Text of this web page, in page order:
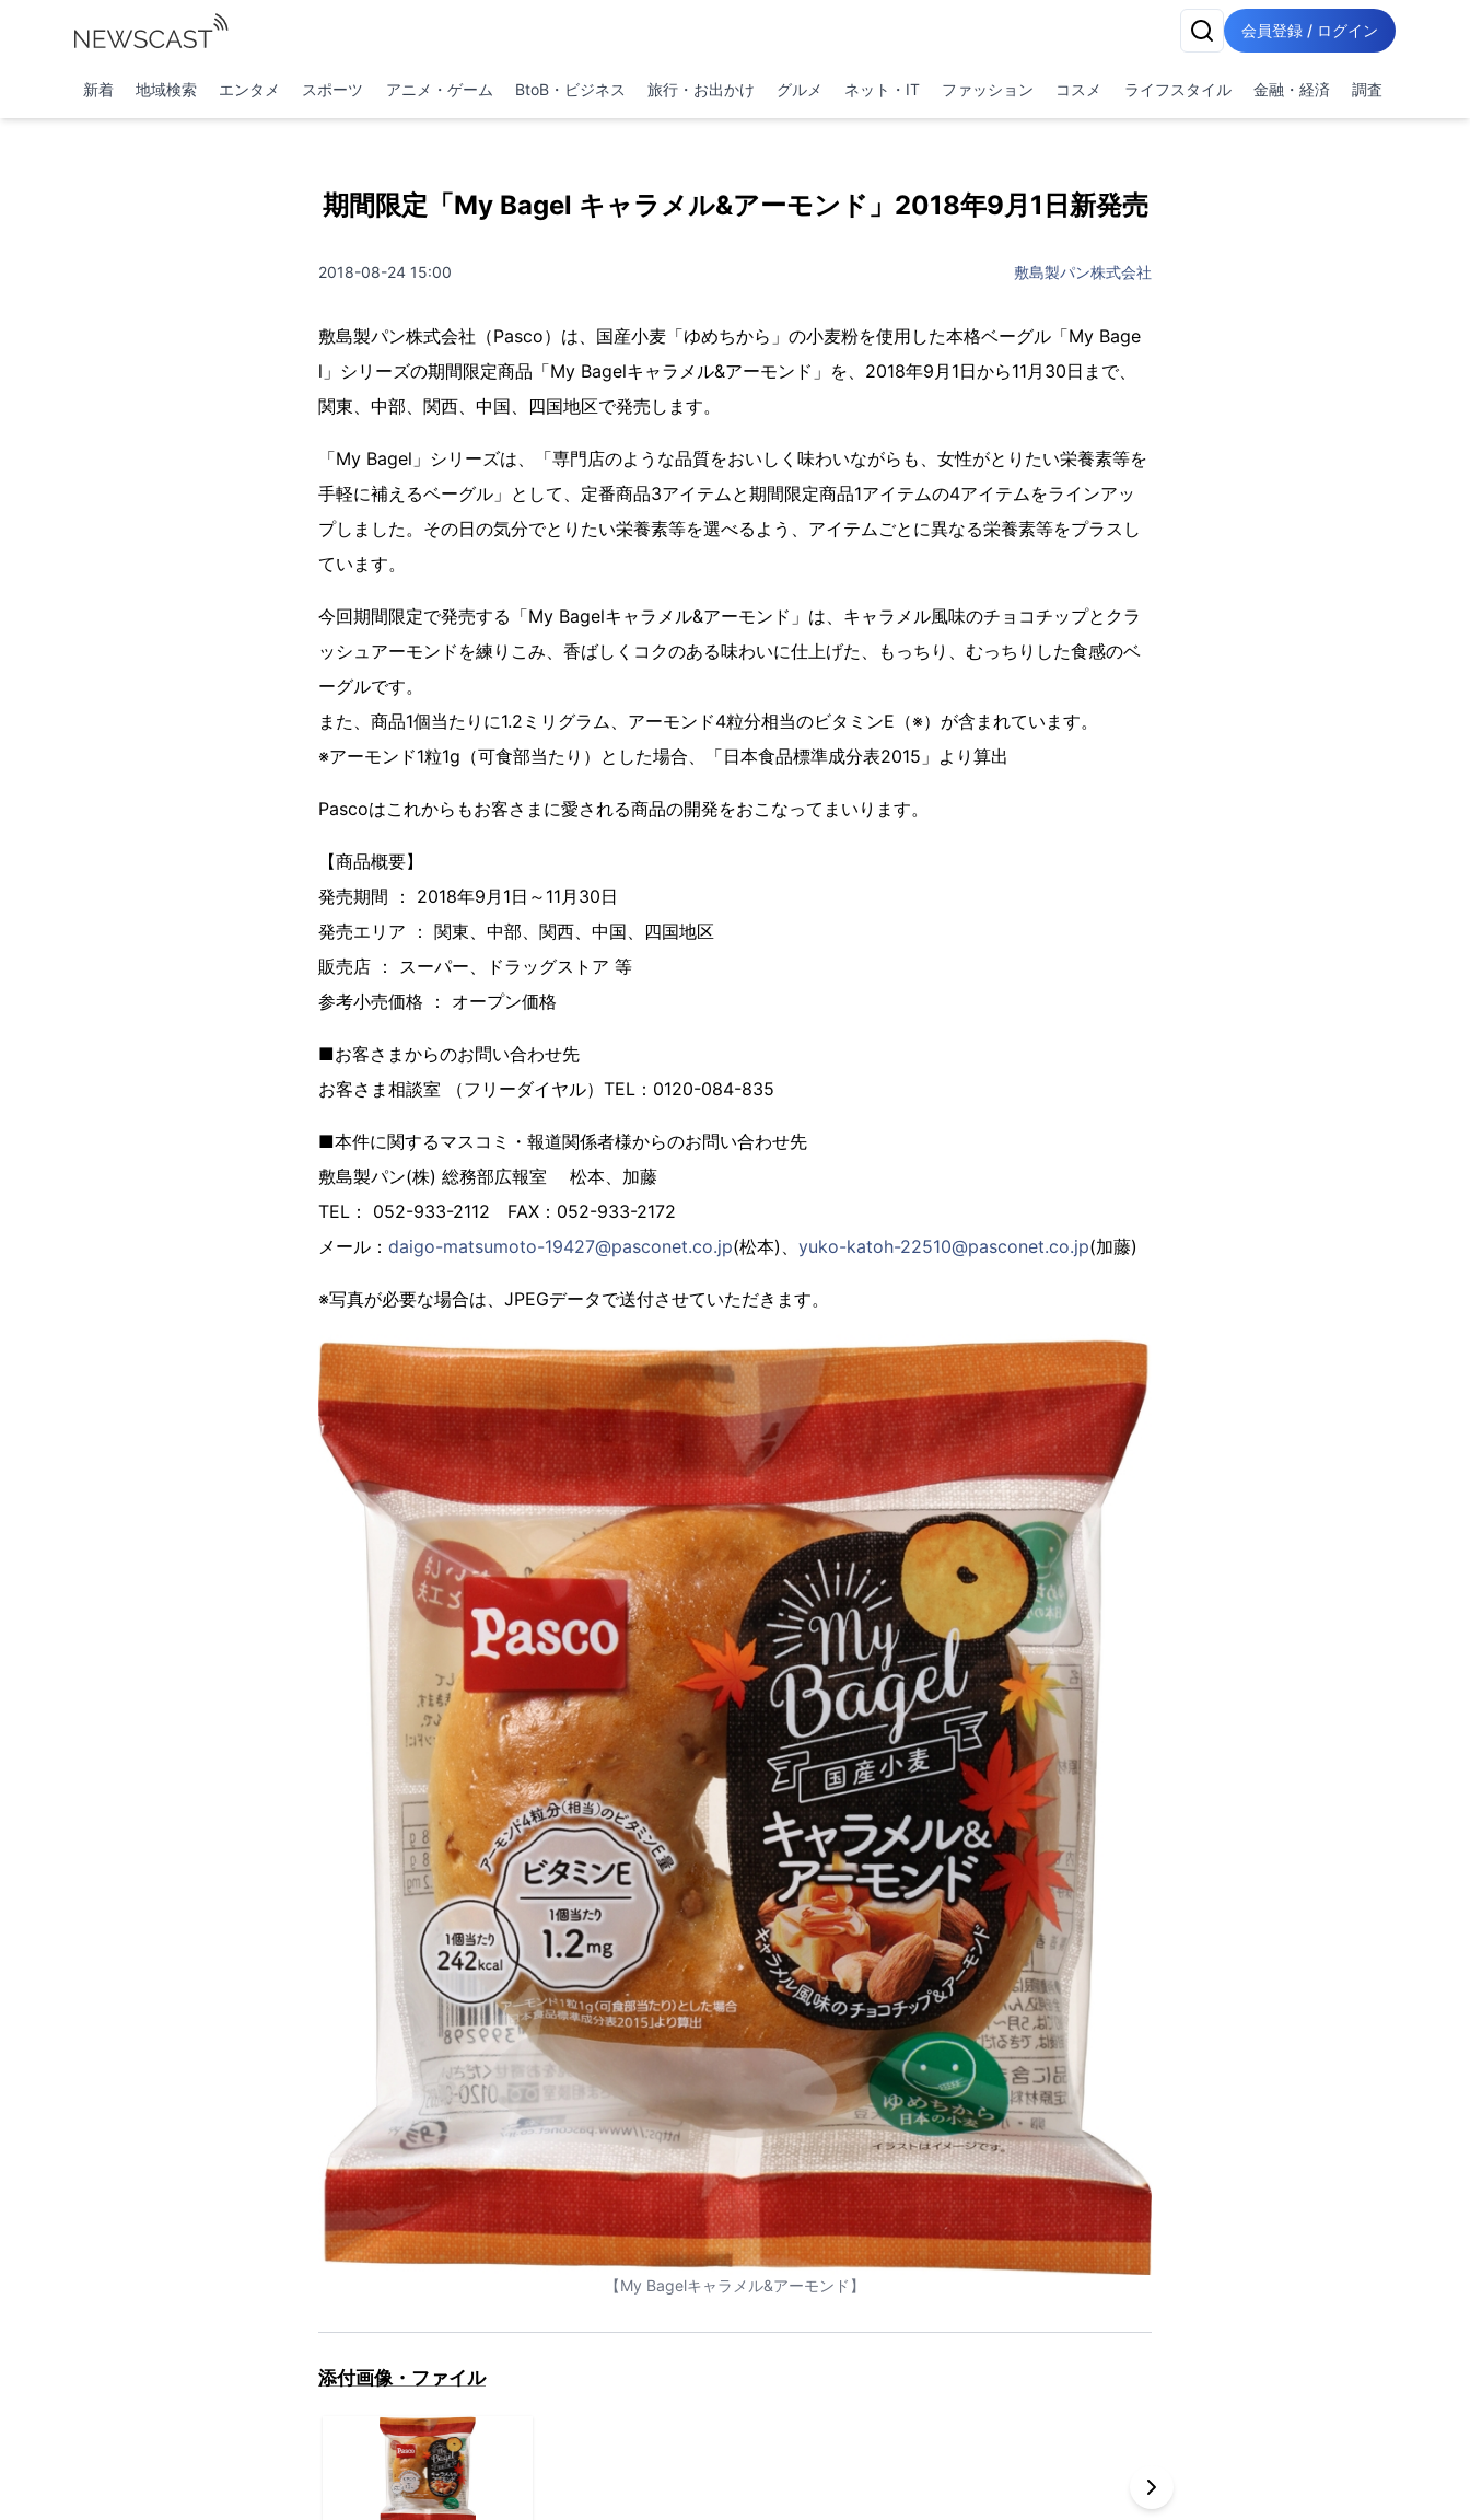
会員登録 / ログイン
新着 地域検索 エンタメ スポーツ アニメ・ゲーム BtoB・ビジネス 旅行・お出かけ グルメ ネット・IT ファッション コスメ ライフスタイル 金融・経済 調査
期間限定「My Bagel キャラメル&アーモンド」2018年9月1日新発売
2018-08-24 15:00 敷島製パン株式会社
敷島製パン株式会社（Pasco）は、国産小麦「ゆめちから」の小麦粉を使用した本格ベーグル「My Bage
l」シリーズの期間限定商品「My Bagelキャラメル&アーモンド」を、2018年9月1日から11月30日まで、
関東、中部、関西、中国、四国地区で発売します。
「My Bagel」シリーズは、「専門店のような品質をおいしく味わいながらも、女性がとりたい栄養素等を
手軽に補えるベーグル」として、定番商品3アイテムと期間限定商品1アイテムの4アイテムをラインアッ
プしました。その日の気分でとりたい栄養素等を選べるよう、アイテムごとに異なる栄養素等をプラスし
ています。
今回期間限定で発売する「My Bagelキャラメル&アーモンド」は、キャラメル風味のチョコチップとクラ
ッシュアーモンドを練りこみ、香ばしくコクのある味わいに仕上げた、もっちり、むっちりした食感のベ
ーグルです。
また、商品1個当たりに1.2ミリグラム、アーモンド4粒分相当のビタミンE（※）が含まれています。
※アーモンド1粒1g（可食部当たり）とした場合、「日本食品標準成分表2015」より算出
Pascoはこれからもお客さまに愛される商品の開発をおこなってまいります。
【商品概要】
発売期間 ： 2018年9月1日～11月30日
発売エリア ： 関東、中部、関西、中国、四国地区
販売店 ： スーパー、ドラッグストア 等
参考小売価格 ： オープン価格
■お客さまからのお問い合わせ先
お客さま相談室 （フリーダイヤル）TEL：0120-084-835
■本件に関するマスコミ・報道関係者様からのお問い合わせ先
敷島製パン(株) 総務部広報室 松本、加藤
TEL： 052-933-2112 FAX：052-933-2172
メール： daigo-matsumoto-19427@pasconet.co.jp(松本)、 yuko-katoh-22510@pasconet.co.jp(加藤)
※写真が必要な場合は、JPEGデータで送付させていただきます。
【My Bagelキャラメル&アーモンド】
添付画像・ファイル